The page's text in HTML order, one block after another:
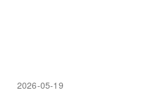
2026-05-19